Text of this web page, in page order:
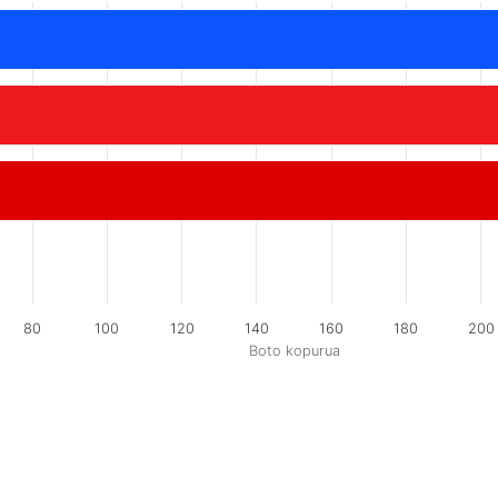
Boto kopurua
80 100 120 140 160 180 200